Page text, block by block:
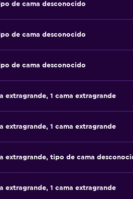
de cama desconocido
de cama desconocido
de cama desconocido
extragrande, 1 cama extragrande
extragrande, 1 cama extragrande
extragrande, tipo de cama
extragrande, 1 cama extragrande